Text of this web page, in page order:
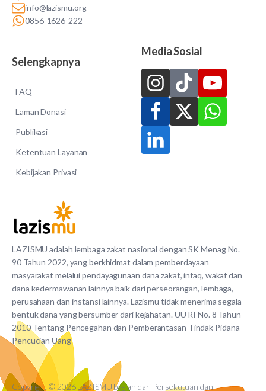
LAZISMU adalah lembaga zakat nasional dengan SK Menag No.
90 Tahun 2022, yang berkhidmat dalam pemberdayaan
masyarakat melalui pendayagunaan dana zakat, infaq, wakaf dan
dana kedermawanan lainnya baik dari perseorangan, lembaga,
perusahaan dan instansi lainnya. Lazismu tidak menerima segala
bentuk dana yang bersumber dari kejahatan. UU RI No. 8 Tahun
2010 Tentang Pencegahan dan Pemberantasan Tindak Pidana
Pencucian Uang
info@lazismu.org
0856-1626-222
Selengkapnya
FAQ
Laman Donasi
Publikasi
Ketentuan Layanan
Kebijakan Privasi
Media Sosial
Copyright © 2026 LAZISMU bagian dari Persekutuan dan